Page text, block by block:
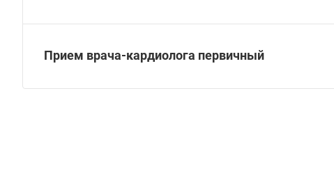
Прием врача-кардиолога первичный